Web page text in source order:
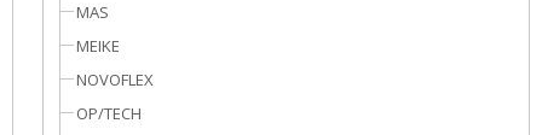
MAS
MEIKE
NOVOFLEX
OP/TECH